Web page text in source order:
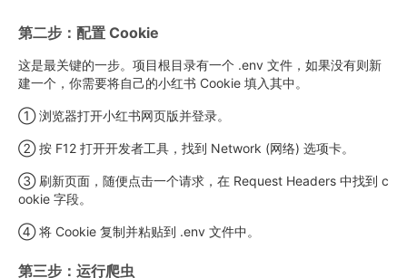
第二步：配置 Cookie
这是最关键的一步。项目根目录有一个 .env 文件，如果没有则新
建一个，你需要将自己的小红书 Cookie 填入其中。
① 浏览器打开小红书网页版并登录。
② 按 F12 打开开发者工具，找到 Network (网络) 选项卡。
③ 刷新页面，随便点击一个请求，在 Request Headers 中找到 c
ookie 字段。
④ 将 Cookie 复制并粘贴到 .env 文件中。
第三步：运行爬虫